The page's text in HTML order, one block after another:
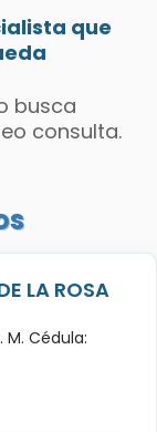
que
busca
consulta.
LA ROSA
M. Cédula: